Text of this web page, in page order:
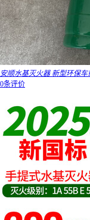
安顺水基灭火器 新型环保
0条评价